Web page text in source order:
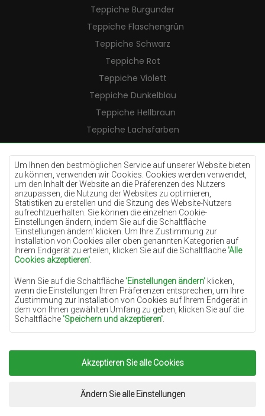
Um Ihnen den bestmöglichen Service auf unserer Website bieten
zu können, verwenden wir Cookies. Cookies werden verwendet,
um den Inhalt der Website an die Präferenzen des Nutzers
anzupassen, die Nutzung der Websites zu optimieren,
Statistiken zu erstellen und die Sitzung des Website-Nutzers
aufrechtzuerhalten. Sie können die einzelnen Cookie-
Einstellungen ändern, indem Sie auf die Schaltfläche
'Einstellungen ändern‘ klicken. Um Ihre Zustimmung zur
Installation von Cookies aller oben genannten Kategorien auf
Ihrem Endgerät zu erteilen, klicken Sie auf die Schaltfläche 'Alle
Cookies akzeptieren'
Wenn Sie auf die Schaltfläche 'Einstellungen ändern' klicken,
wenn die Einstellungen Ihren Präferenzen entsprechen, um Ihre
Zustimmung zur Installation von Cookies auf Ihrem Endgerät in
dem von Ihnen gewählten Umfang zu geben, klicken Sie auf die
Schaltfläche 'Speichern und akzeptieren'
Grundlage für die Verarbeitung das berechtigte Interesse des
Datenverwalters (TEPPICHECHEMEX) oder Dritter in Form der
Bereitstellung qualitativ hochwertiger Dienste auf unserer
Website und der Marketingaktivitäten des Datenverwalters und
seiner vertrauenswürdigen Partner.
Akzeptieren Sie alle Cookies
Ändern Sie alle Einstellungen
Teppiche Burgunder
Teppiche Flaschengrün
Teppiche Schwarz
Teppiche Rot
Teppiche Violett
Teppiche Dunkelblau
Teppiche Hellbraun
Teppiche Lachsfarben
Teppiche Cremefarben
Teppiche Lilac
Teppiche Gelb
Teppiche Pfefferminz
Teppiche Blau
Teppiche Orange
Teppiche Rosa
Teppiche Terrakotte
Teppiche Grün
Teppiche Golden
Copyright 2022Teppiche Chemex.Alle Rechte
Umsetzung:www.dimax.pl